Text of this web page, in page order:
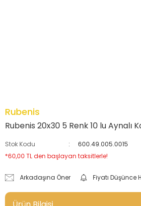
Rubenis
Rubenis 20x30 5 Renk 10 lu Aynalı
Stok Kodu
600.49.005.0015
*60,00 TL den başlayan taksitlerle!
Arkadaşına Öner Fiyatı Düşünce